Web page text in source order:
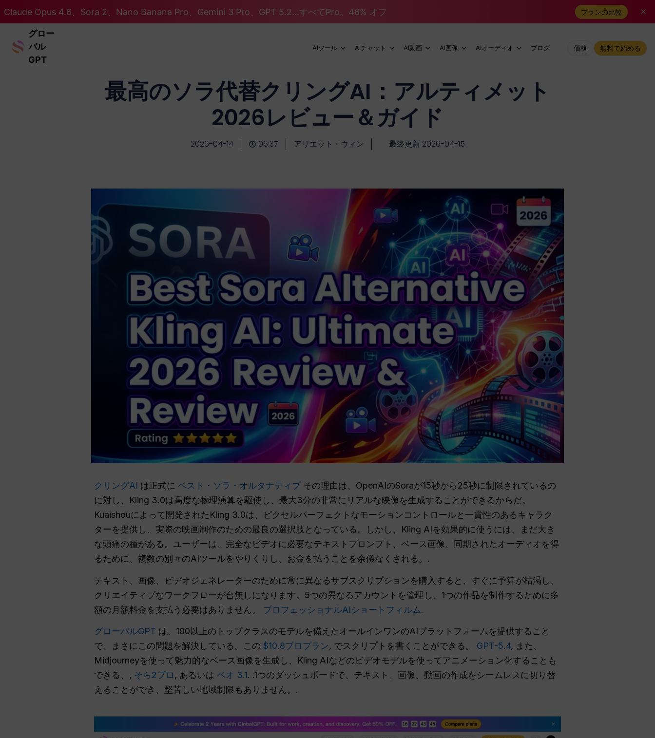
Claude Opus 4.6、Sora 2、Nano Banana Pro、Gemini 3 Pro、GPT 5.2...すべてPro。46% オフ プランの比較
グロー
バル
GPT
AIツール AIチャット AI動画 AI画像 AIオーディオ ブログ 価格 無料で始める
最高のソラ代替クリングAI：アルティメット
2026レビュー＆ガイド
2026-04-14 06:37 アリエット・ウィン 最終更新 2026-04-15
クリングAI は正式に ベスト・ソラ・オルタナティブ その理由は、OpenAIのSoraが15秒から25秒に制限されているの
に対し、Kling 3.0は高度な物理演算を駆使し、最大3分の非常にリアルな映像を生成することができるからだ。
Kuaishouによって開発されたKling 3.0は、ピクセルパーフェクトなモーションコントロールと一貫性のあるキャラク
ターを提供し、実際の映画制作のための最良の選択肢となっている。しかし、Kling AIを効果的に使うには、まだ大き
な頭痛の種がある。ユーザーは、完全なビデオに必要なテキストプロンプト、ベース画像、同期されたオーディオを得
るために、複数の別々のAIツールをやりくりし、お金を払うことを余儀なくされる。.
テキスト、画像、ビデオジェネレーターのために常に異なるサブスクリプションを購入すると、すぐに予算が枯渇し、
クリエイティブなワークフローが台無しになります。5つの異なるアカウントを管理し、1つの作品を制作するために多
額の月額料金を支払う必要はありません。 プロフェッショナルAIショートフィルム.
グローバルGPT は、100以上のトップクラスのモデルを備えたオールインワンのAIプラットフォームを提供すること
で、まさにこの問題を解決している。この $10.8プロプラン, でスクリプトを書くことができる。 GPT-5.4, また、
Midjourneyを使って魅力的なベース画像を生成し、Kling AIなどのビデオモデルを使ってアニメーション化することも
できる、, そら2プロ , あるいは ベオ 3.1. .1つのダッシュボードで、テキスト、画像、動画の作成をシームレスに切り替
えることができ、堅苦しい地域制限もありません。.